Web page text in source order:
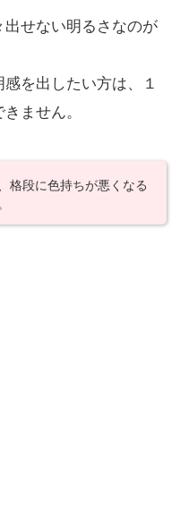
せない明るさなのが
を出したい方は、１
ません。
格段に色持ちが悪くなる